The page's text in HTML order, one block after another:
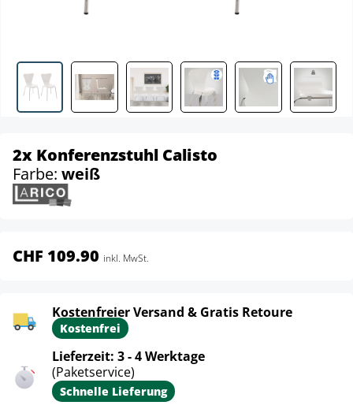
2x Konferenzstuhl Calisto
Farbe: weiß
CHF 109.90 inkl. MwSt.
Kostenfreier Versand & Gratis Retoure
Kostenfrei
Lieferzeit: 3 - 4 Werktage
(Paketservice)
Schnelle Lieferung